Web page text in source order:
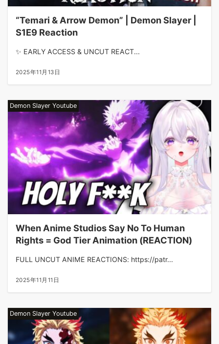
“Temari & Arrow Demon” | Demon Slayer |
S1E9 Reaction
✨ EARLY ACCESS & UNCUT REACT...
2025年11月13日
Demon Slayer Youtube
When Anime Studios Say No To Human
Rights = God Tier Animation (REACTION)
FULL UNCUT ANIME REACTIONS: https://patr...
2025年11月11日
Demon Slayer Youtube